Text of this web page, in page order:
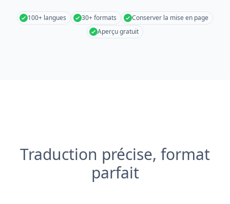
100+ langues 30+ formats
Conserver la mise en page
Aperçu gratuit
Traduction précise, format
parfait